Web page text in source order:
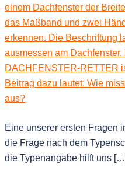
Eine unserer ersten Fragen
die Frage nach dem
die Typenangabe hilft uns